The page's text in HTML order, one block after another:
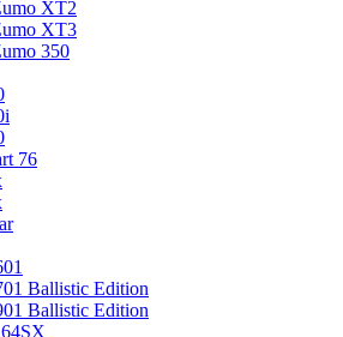
XT2
XT3
350
76
Ballistic Edition
Ballistic Edition